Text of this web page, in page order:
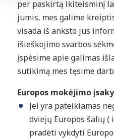
per paskirtą ikiteisminį
jumis, mes galime
visada iš anksto jus
išieškojimo svarbos
įspėsime apie galimas
sutikimą mes tęsime
Europos mokėjimo
Jei yra pateikiamas
dviejų Europos šalių (
pradėti vykdyti